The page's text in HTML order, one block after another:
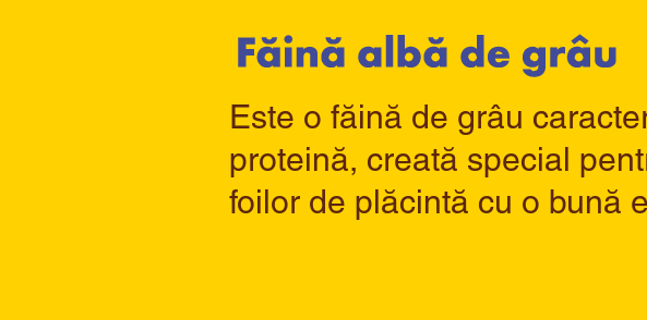
Este o făină de grâu
proteină, creată special
foilor de plăcintă cu o bună